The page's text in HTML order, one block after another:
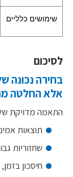
שימושים כלליים
לסיכום
בחירה נכונה
אלא החלטה
התאמה מדויקת של
תוצאות
שחזוריות
חיסכון